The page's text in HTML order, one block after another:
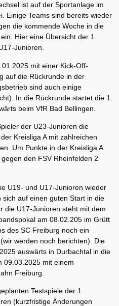
ist auf der Sportanlage im
Einige Teams sind bereits wieder
die kommende Woche in die
Hier eine Übersicht der 1.
Junioren.
mit einer Kick-Off-
auf die Rückrunde in der
sind auch einige
In die Rückrunde startet die 1.
beim VfR Bad Bellingen.
der U23-Junioren die
Kreisliga A mit zahlreichen
Um Punkte in der Kreisliga A
den FSV Rheinfelden 2
U19- und U17-Junioren wieder
auf einen guten Start in die
die U17-Junioren steht mit dem
am 08.02.205 im Grütt
des SC Freiburg noch ein
werden noch berichten). Die
auswärts in Durbachtal in die
09.03.2025 mit einem
Freiburg.
Testspiele der 1.
(kurzfristige Änderungen